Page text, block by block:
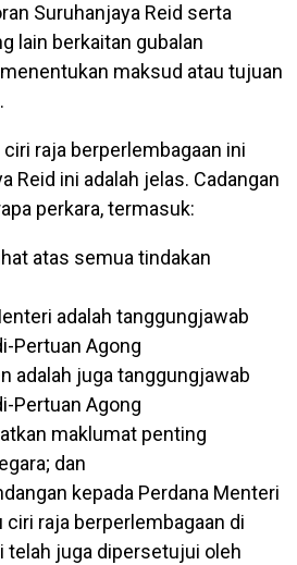
Suruhanjaya Reid serta
lain berkaitan gubalan
maksud atau tujuan
raja berperlembagaan ini
Reid ini adalah jelas. Cadangan
perkara, termasuk:
atas semua tindakan
adalah tanggungjawab
Pertuan Agong
adalah juga tanggungjawab
Pertuan Agong
maklumat penting
dan
kepada Perdana Menteri
ciri raja berperlembagaan di
telah juga dipersetujui oleh